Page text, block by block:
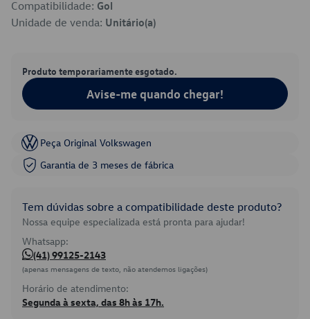
Compatibilidade: Gol
Unidade de venda: Unitário(a)
Produto temporariamente esgotado.
Avise-me quando chegar!
Peça Original Volkswagen
Garantia de 3 meses de fábrica
Tem dúvidas sobre a compatibilidade deste produto?
Nossa equipe especializada está pronta para ajudar!
Whatsapp:
(41) 99125-2143
(apenas mensagens de texto, não atendemos ligações)
Horário de atendimento:
Segunda à sexta, das 8h às 17h.